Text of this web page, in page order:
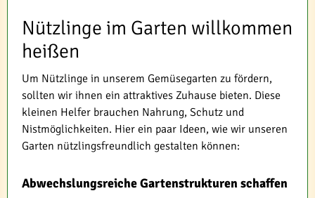
Nützlinge im Garten willkommen
heißen
Um Nützlinge in unserem Gemüsegarten zu fördern,
sollten wir ihnen ein attraktives Zuhause bieten. Diese
kleinen Helfer brauchen Nahrung, Schutz und
Nistmöglichkeiten. Hier ein paar Ideen, wie wir unseren
Garten nützlingsfreundlich gestalten können:
Abwechslungsreiche Gartenstrukturen schaffen